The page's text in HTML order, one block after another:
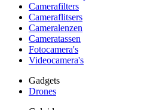
Camerafilters
Cameraflitsers
Cameralenzen
Cameratassen
Fotocamera's
Videocamera's
Gadgets
Drones